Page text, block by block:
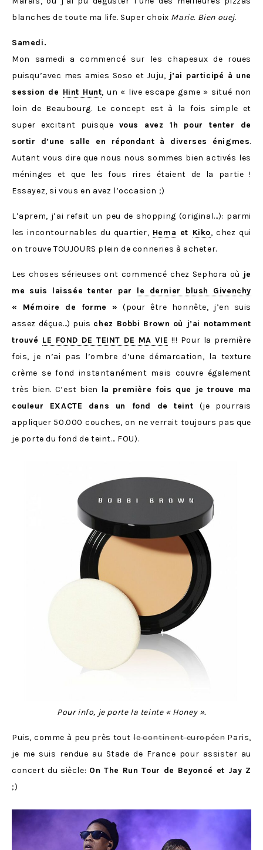
blanches de toute ma life. Super choix Marie. Bien ouej.
Samedi.
Mon samedi a commencé sur les chapeaux de roues
puisqu’avec mes amies Soso et Juju, j’ai participé à une
session de Hint Hunt, un « live escape game » situé non
loin de Beaubourg. Le concept est à la fois simple et
super excitant puisque vous avez 1h pour tenter de
sortir d’une salle en répondant à diverses énigmes.
Autant vous dire que nous nous sommes bien activés les
méninges et que les fous rires étaient de la partie !
Essayez, si vous en avez l’occasion ;)
L’aprem, j’ai refait un peu de shopping (original…): parmi
les incontournables du quartier, Hema et Kiko, chez qui
on trouve TOUJOURS plein de conneries à acheter.
Les choses sérieuses ont commencé chez Sephora où je
me suis laissée tenter par le dernier blush Givenchy
« Mémoire de forme » (pour être honnête, j’en suis
assez déçue…) puis chez Bobbi Brown où j’ai notamment
trouvé LE FOND DE TEINT DE MA VIE !!! Pour la première
fois, je n’ai pas l’ombre d’une démarcation, la texture
crème se fond instantanément mais couvre également
très bien. C’est bien la première fois que je trouve ma
couleur EXACTE dans un fond de teint (je pourrais
appliquer 50.000 couches, on ne verrait toujours pas que
je porte du fond de teint… FOU).
Pour info, je porte la teinte « Honey ».
Puis, comme à peu près toutle continent européenParis,
je me suis rendue au Stade de France pour assister au
concert du siècle: On The Run Tour de Beyoncé et Jay Z
;)